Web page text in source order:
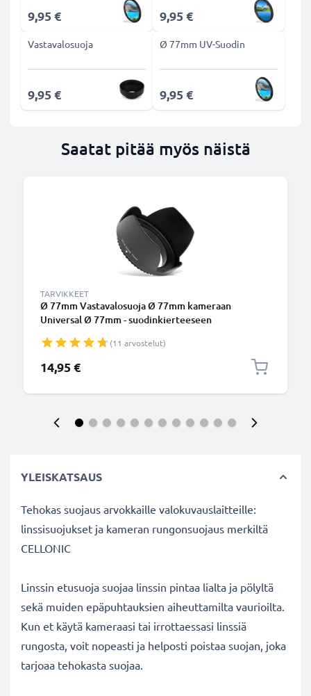
9,95 € 9,95 €
Vastavalosuoja
9,95 €
Ø 77mm UV-Suodin
9,95 €
Saatat pitää myös näistä
TARVIKKEET
Ø 77mm Vastavalosuoja Ø 77mm kameraan
Universal Ø 77mm - suodinkierteeseen
vastavalosuoja tuotemerkiltä CELLONIC
(11 arvostelut)
14,95 €
YLEISKATSAUS
Tehokas suojaus arvokkaille valokuvauslaitteille:
linssisuojukset ja kameran rungonsuojaus merkiltä
CELLONIC
Linssin etusuoja suojaa linssin pintaa lialta ja pölyltä
sekä muiden epäpuhtauksien aiheuttamilta vaurioilta.
Kun et käytä kameraasi tai irrottaessasi linssiä
rungosta, voit nopeasti ja helposti poistaa suojan, joka
tarjoaa tehokasta suojaa.